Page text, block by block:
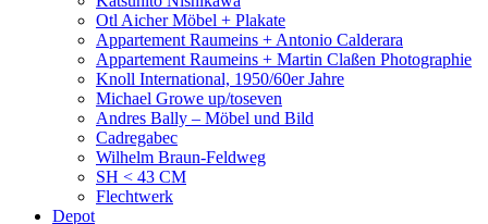
Otl Aicher Möbel + Plakate
Appartement Raumeins + Antonio Calderara
Appartement Raumeins + Martin Claßen Photographie
Knoll International, 1950/60er Jahre
Michael Growe up/toseven
Andres Bally – Möbel und Bild
Cadregabec
Wilhelm Braun-Feldweg
SH < 43 CM
Flechtwerk
Depot